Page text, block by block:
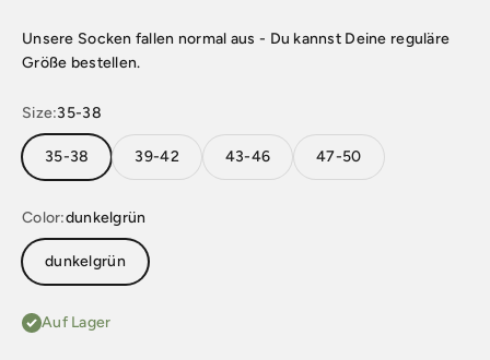
Unsere Socken fallen normal aus - Du kannst Deine reguläre
Größe bestellen.
Size:35-38
35-38 39-42 43-46 47-50
Color:dunkelgrün
dunkelgrün
Auf Lager